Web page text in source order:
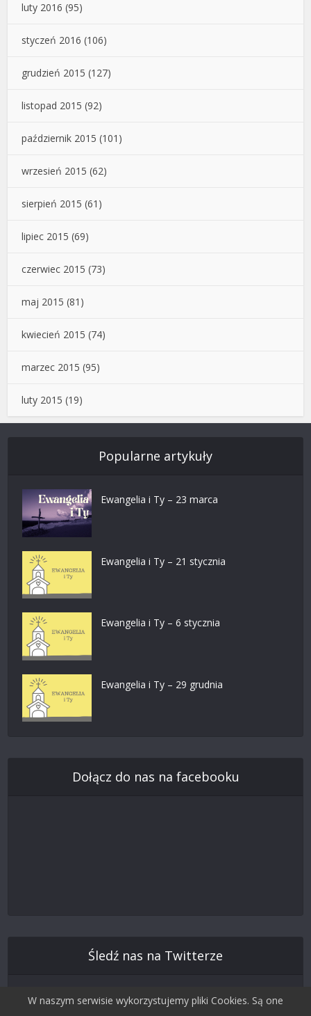
luty 2016 (95)
styczeń 2016 (106)
grudzień 2015 (127)
listopad 2015 (92)
październik 2015 (101)
wrzesień 2015 (62)
sierpień 2015 (61)
lipiec 2015 (69)
czerwiec 2015 (73)
maj 2015 (81)
kwiecień 2015 (74)
marzec 2015 (95)
luty 2015 (19)
Popularne artykuły
Ewangelia i Ty – 23 marca
Ewangelia i Ty – 21 stycznia
Ewangelia i Ty – 6 stycznia
Ewangelia i Ty – 29 grudnia
Dołącz do nas na facebooku
Śledź nas na Twitterze
W naszym serwisie wykorzystujemy pliki Cookies. Są one